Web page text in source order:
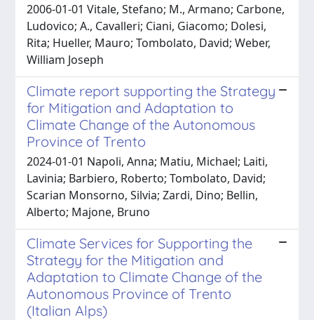
2006-01-01 Vitale, Stefano; M., Armano; Carbone,
Ludovico; A., Cavalleri; Ciani, Giacomo; Dolesi,
Rita; Hueller, Mauro; Tombolato, David; Weber,
William Joseph
Climate report supporting the Strategy
for Mitigation and Adaptation to
Climate Change of the Autonomous
Province of Trento
2024-01-01 Napoli, Anna; Matiu, Michael; Laiti,
Lavinia; Barbiero, Roberto; Tombolato, David;
Scarian Monsorno, Silvia; Zardi, Dino; Bellin,
Alberto; Majone, Bruno
Climate Services for Supporting the
Strategy for the Mitigation and
Adaptation to Climate Change of the
Autonomous Province of Trento
(Italian Alps)